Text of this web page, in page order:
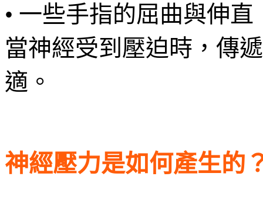
• 一些手指的屈曲與伸直
當神經受到壓迫時，傳
適。
神經壓力是如何產生的